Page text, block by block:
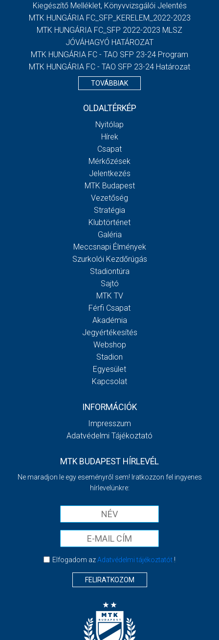
Kiegészítő Melléklet, Könyvvizsgálói Jelentés
MTK HUNGÁRIA FC_SFP_KERELEM_2022-2023
MTK HUNGÁRIA FC_SFP 2022-2023 MLSZ
JÓVÁHAGYÓ HATÁROZAT
MTK HUNGÁRIA FC - TAO SFP 23-24 Program
MTK HUNGÁRIA FC - TAO SFP 23-24 Határozat
TOVÁBBIAK
OLDALTÉRKÉP
Nyitólap
Hírek
Csapat
Mérkőzések
Jelentkezés
MTK Budapest
Vezetőség
Stratégia
Klubtörténet
Galéria
Meccsnapi Élmények
Szurkolói Kezdőrúgás
Stadiontúra
Sajtó
MTK TV
Férfi Csapat
Akadémia
Jegyértékesítés
Webshop
Stadion
Egyesület
Kapcsolat
INFORMÁCIÓK
Impresszum
Adatvédelmi Tájékoztató
MTK BUDAPEST HÍRLEVÉL
Ne maradjon le egy eseményről sem! Iratkozzon fel ingyenes
hírlevelünkre:
Elfogadom azAdatvédelmi tájékoztatót!
FELIRATKOZOM